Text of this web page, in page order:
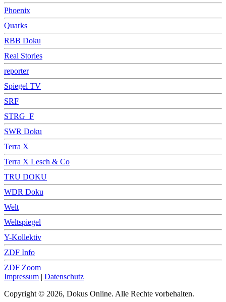
Phoenix
Quarks
RBB Doku
Real Stories
reporter
Spiegel TV
SRF
STRG_F
SWR Doku
Terra X
Terra X Lesch & Co
TRU DOKU
WDR Doku
Welt
Weltspiegel
Y-Kollektiv
ZDF Info
ZDF Zoom
Impressum | Datenschutz
Copyright © 2026, Dokus Online. Alle Rechte vorbehalten.